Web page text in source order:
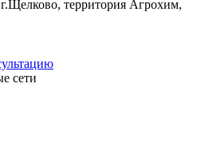
территория Агрохим,
сети